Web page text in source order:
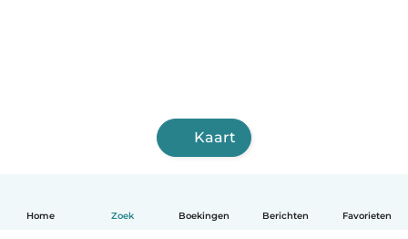
Home Zoek Boekingen Berichten Favorieten
Kaart